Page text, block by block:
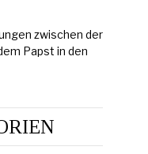
zwischen der
Papst in den